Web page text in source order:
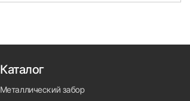
Каталог
Металлический забор